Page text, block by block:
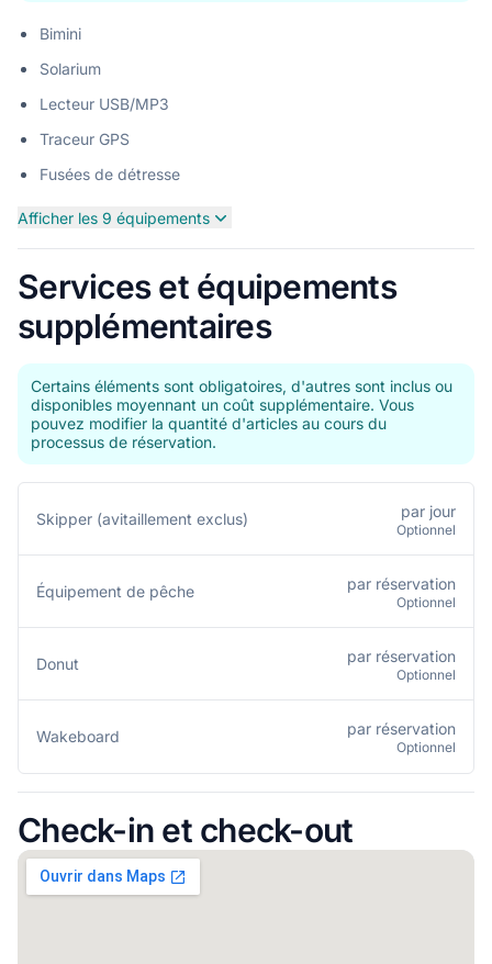
Bimini
Solarium
Lecteur USB/MP3
Traceur GPS
Fusées de détresse
Afficher les 9 équipements
Services et équipements
supplémentaires
Certains éléments sont obligatoires, d'autres sont inclus ou
disponibles moyennant un coût supplémentaire. Vous
pouvez modifier la quantité d'articles au cours du
processus de réservation.
Skipper (avitaillement exclus) par jour
Optionnel
Équipement de pêche par réservation
Optionnel
Donut par réservation
Optionnel
Wakeboard par réservation
Optionnel
Check-in et check-out